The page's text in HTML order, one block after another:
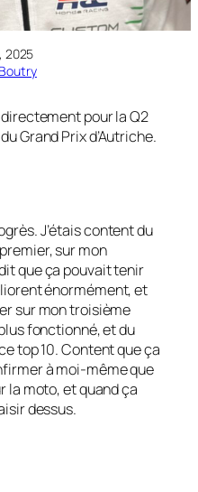
2025
pour la Q2
Grand Prix d’Autriche.
J’étais content du
sur mon
que ça pouvait tenir
énormément, et
sur mon troisième
fonctionné, et du
top 10. Content que ça
à moi-même que
la moto, et quand ça
dessus.